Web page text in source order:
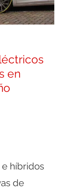
en
híbridos
de